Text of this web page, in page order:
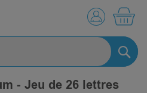
- Jeu de 26 lettres